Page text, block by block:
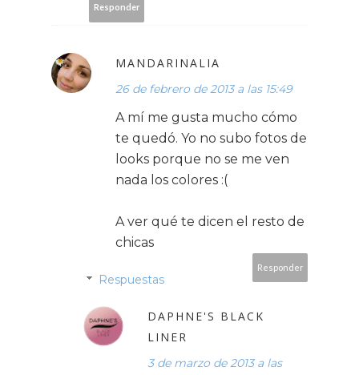
Responder
MANDARINALIA
26 de febrero de 2013 a las 15:49
A mí me gusta mucho cómo
te quedó. Yo no subo fotos de
looks porque no se me ven
nada los colores :(
A ver qué te dicen el resto de
chicas
Responder
Respuestas
DAPHNE'S BLACK
LINER
3 de marzo de 2013 a las